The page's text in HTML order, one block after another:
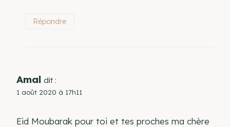
Répondre
Amal dit :
1 août 2020 à 17h11
Eid Moubarak pour toi et tes proches ma chère